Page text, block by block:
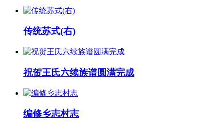
传统苏式(右)
祝贺王氏六续族谱圆满完成
编修乡志村志